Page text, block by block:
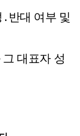
․ 반대 여부 및
대표자 성